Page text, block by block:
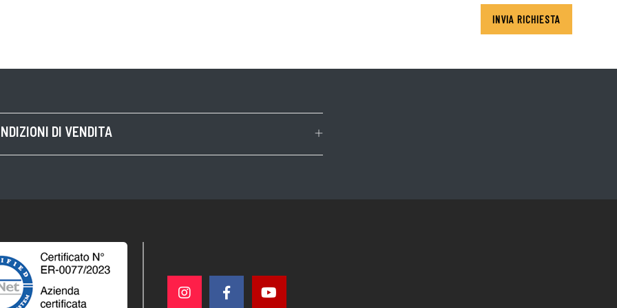
INVIA RICHIESTA
DI VENDITA